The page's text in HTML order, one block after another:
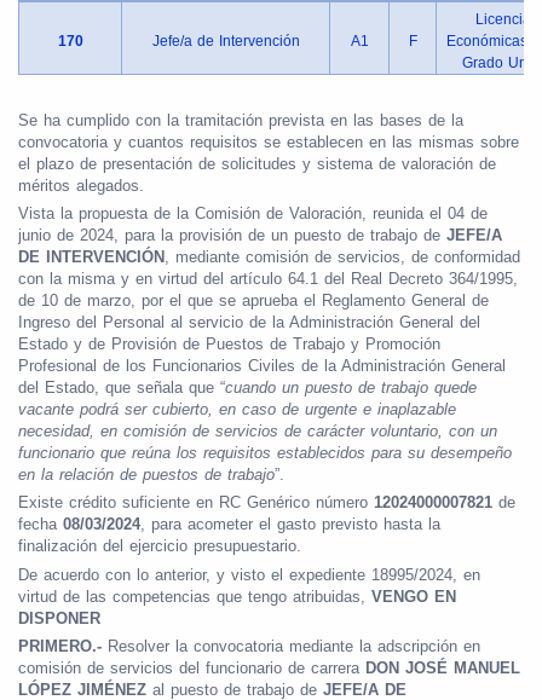
170 Jefe/a de Intervención A1 F
Económicas /
Grado
Se ha cumplido con la tramitación prevista en las bases de la
convocatoria y cuantos requisitos se establecen en las mismas sobre
el plazo de presentación de solicitudes y sistema de valoración de
méritos alegados.
Vista la propuesta de la Comisión de Valoración, reunida el 04 de
junio de 2024, para la provisión de un puesto de trabajo de JEFE/A
DE INTERVENCIÓN , mediante comisión de servicios, de conformidad
con la misma y en virtud del artículo 64.1 del Real Decreto 364/1995,
de 10 de marzo, por el que se aprueba el Reglamento General de
Ingreso del Personal al servicio de la Administración General del
Estado y de Provisión de Puestos de Trabajo y Promoción
Profesional de los Funcionarios Civiles de la Administración General
del Estado, que señala que “cuando un puesto de trabajo quede
vacante podrá ser cubierto, en caso de urgente e inaplazable
necesidad, en comisión de servicios de carácter voluntario, con un
funcionario que reúna los requisitos establecidos para su desempeño
en la relación de puestos de trabajo”.
Existe crédito suficiente en RC Genérico número 12024000007821 de
fecha 08/03/2024, para acometer el gasto previsto hasta la
finalización del ejercicio presupuestario.
De acuerdo con lo anterior, y visto el expediente 18995/2024, en
virtud de las competencias que tengo atribuidas, VENGO EN
DISPONER
PRIMERO.- Resolver la convocatoria mediante la adscripción en
comisión de servicios del funcionario de carrera DON JOSÉ MANUEL
LÓPEZ JIMÉNEZ al puesto de trabajo de JEFE/A DE